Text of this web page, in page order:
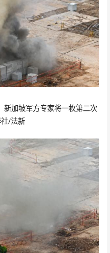
新加坡军方专家将一枚第二次
/法新